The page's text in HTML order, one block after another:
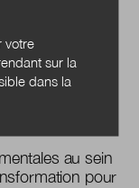
au sein
pour
votre
sur la
dans la